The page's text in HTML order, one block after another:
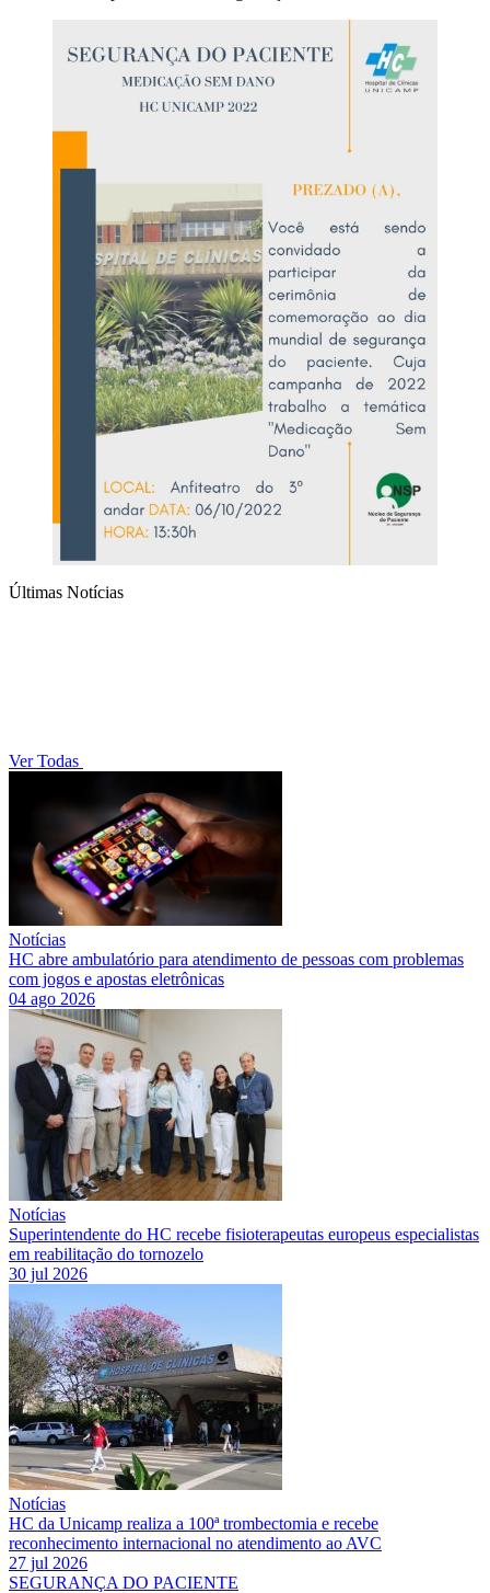
Últimas Notícias
Ver Todas
Notícias
HC abre ambulatório para atendimento de pessoas com problemas
com jogos e apostas eletrônicas
04 ago 2026
Notícias
Superintendente do HC recebe fisioterapeutas europeus especialistas
em reabilitação do tornozelo
30 jul 2026
Notícias
HC da Unicamp realiza a 100ª trombectomia e recebe
reconhecimento internacional no atendimento ao AVC
27 jul 2026
SEGURANÇA DO PACIENTE